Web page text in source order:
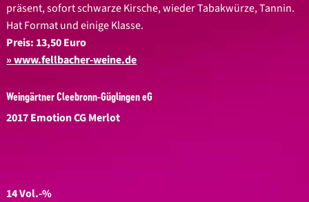
präsent, sofort schwarze Kirsche, wieder Tabakwürze, Tannin.
Hat Format und einige Klasse.
Preis: 13,50 Euro
www.fellbacher-weine.de
Weingärtner Cleebronn-Güglingen eG
2017 Emotion CG Merlot
14 Vol.-%